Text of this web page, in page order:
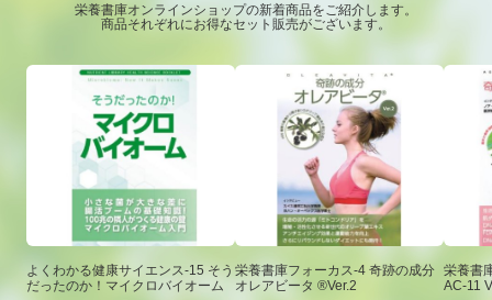
栄養書庫オンラインショップの新着商品をご紹介します。
商品それぞれにお得なセット販売がございます。
よくわかる健康サイエンス-15 そう
だったのか！マイクロバイオーム
栄養書庫フォーカス-4 奇跡の成分
オレアビータ ®Ver.2
栄養書
AC-11